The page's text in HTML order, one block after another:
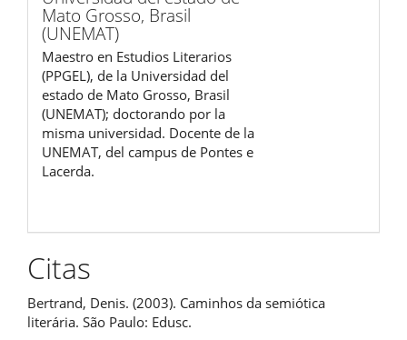
Mato Grosso, Brasil
(UNEMAT)
Maestro en Estudios Literarios
(PPGEL), de la Universidad del
estado de Mato Grosso, Brasil
(UNEMAT); doctorando por la
misma universidad. Docente de la
UNEMAT, del campus de Pontes e
Lacerda.
Citas
Bertrand, Denis. (2003). Caminhos da semiótica
literária. São Paulo: Edusc.